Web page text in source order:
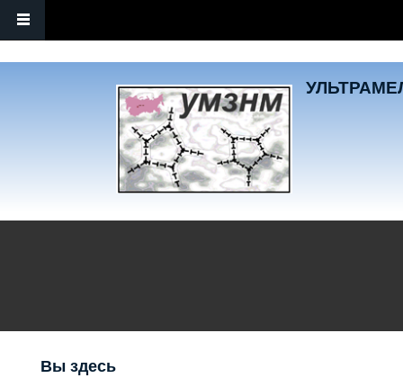
Перейти к основному содержанию
Вы здесь